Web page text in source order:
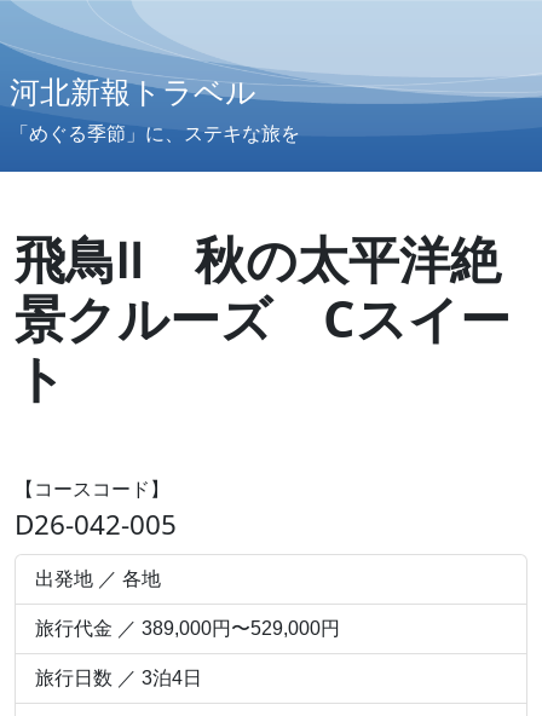
河北新報トラベル
「めぐる季節」に、ステキな旅を
飛鳥Ⅱ 秋の太平洋絶
景クルーズ Cスイー
ト
【コースコード】
D26-042-005
出発地 ／ 各地
旅行代金 ／ 389,000円〜529,000円
旅行日数 ／ 3泊4日